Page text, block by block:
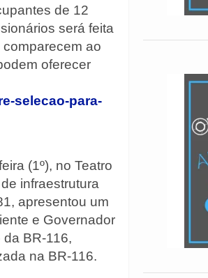
de 12
será feita
ao
oferecer
selecao-para-
(1º), no Teatro
infraestrutura
apresentou um
e Governador
BR-116,
na BR-116.